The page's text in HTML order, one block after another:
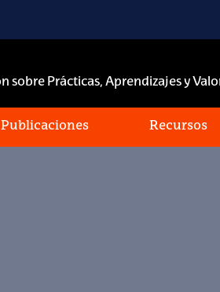
sobre Prácticas, Aprendizajes y
Publicaciones Recursos